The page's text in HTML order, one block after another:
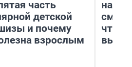
часть
детской
и почему
взрослым